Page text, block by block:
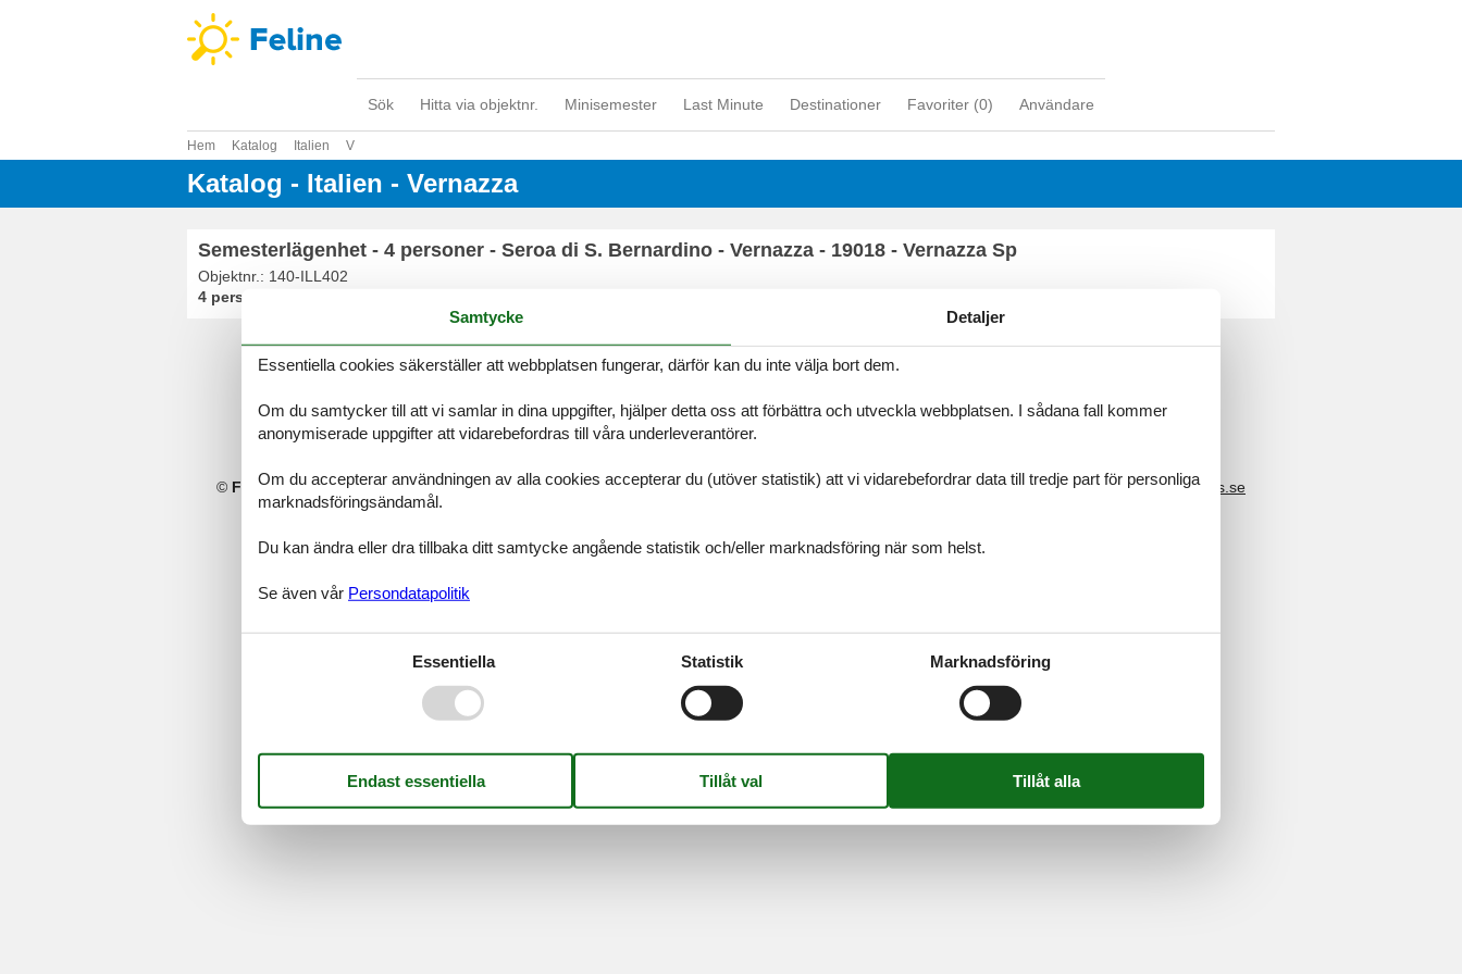
Sök Hitta via objektnr. Minisemester Last Minute Destinationer Favoriter (0) Användare
Hem Katalog Italien V
Katalog - Italien - Vernazza
Semesterlägenhet - 4 personer - Seroa di S. Bernardino - Vernazza - 19018 - Vernazza Sp
Objektnr.: 140-ILL402
4 personer
Persondatapolitik
Cookies
FAQ
Kontakt
© Feline Holidays-Feline Holidays A/S -Nygade 8B, 2.th -DK-7400 Herning-Danmark - Telefon: (+45) 8724 2251-E-post:info@feline-holidays.se
Samtycke Detaljer
Essentiella cookies säkerställer att webbplatsen fungerar, därför kan du inte välja bort dem.
Om du samtycker till att vi samlar in dina uppgifter, hjälper detta oss att förbättra och utveckla webbplatsen. I sådana fall kommer
anonymiserade uppgifter att vidarebefordras till våra underleverantörer.
Om du accepterar användningen av alla cookies accepterar du (utöver statistik) att vi vidarebefordrar data till tredje part för personliga
marknadsföringsändamål.
Du kan ändra eller dra tillbaka ditt samtycke angående statistik och/eller marknadsföring när som helst.
Se även vår Persondatapolitik
Essentiella Statistik Marknadsföring